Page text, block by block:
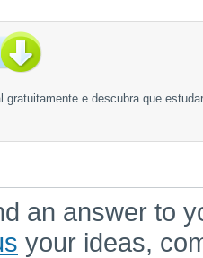
gratuitamente e descubra que estudar
an answer to
your ideas,